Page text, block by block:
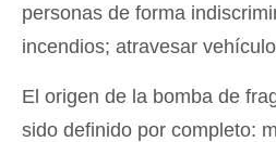
personas de forma
incendios; atravesar
El origen de la bomba de
sido definido por completo: